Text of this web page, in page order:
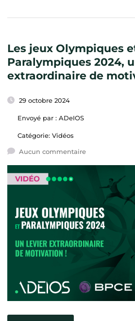
Les jeux Olympiques
Paralympiques 2024,
extraordinaire de
29 octobre 2024
Envoyé par : ADeIOS
Catégorie: Vidéos
Aucun commentaire